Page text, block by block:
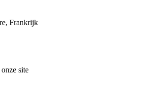
Frankrijk
site